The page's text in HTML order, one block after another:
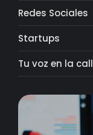
Redes Sociales
Startups
Tu voz en la